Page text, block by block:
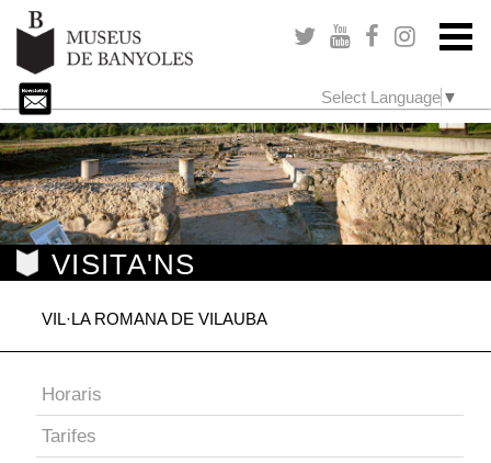
Select Language ▼
VISITA'NS
VIL·LA ROMANA DE VILAUBA
Horaris
Tarifes